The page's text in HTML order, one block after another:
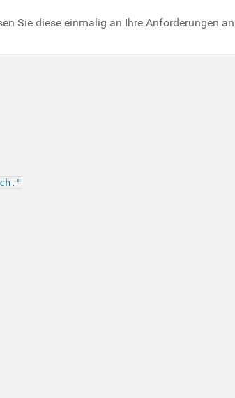
Sie diese einmalig an Ihre Anforderungen